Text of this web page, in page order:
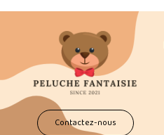
Contactez-nous